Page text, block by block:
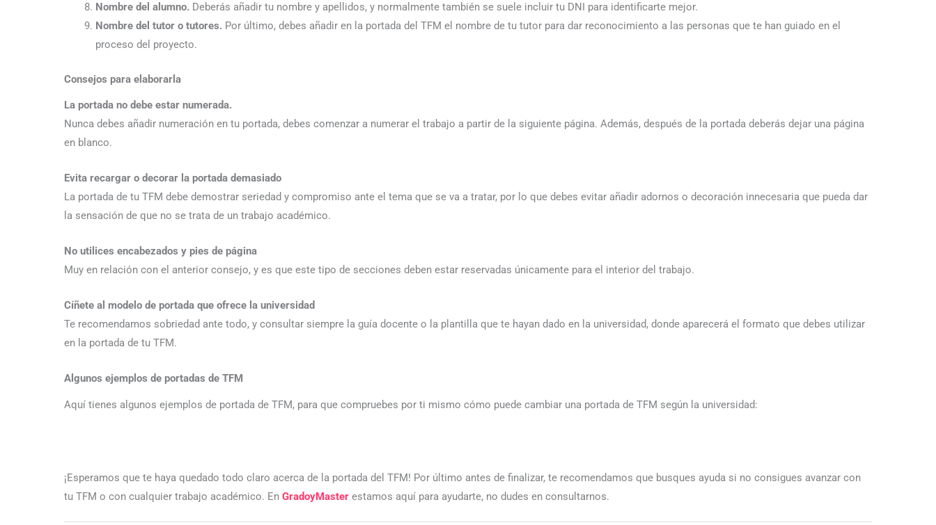
Nombre del alumno. Deberás añadir tu nombre y apellidos, y normalmente también se suele incluir tu DNI para identificarte mejor.
Nombre del tutor o tutores. Por último, debes añadir en la portada del TFM el nombre de tu tutor para dar reconocimiento a las personas que te han guiado en el
proceso del proyecto.
Consejos para elaborarla
La portada no debe estar numerada.
Nunca debes añadir numeración en tu portada, debes comenzar a numerar el trabajo a partir de la siguiente página. Además, después de la portada deberás dejar una página
en blanco.
Evita recargar o decorar la portada demasiado
La portada de tu TFM debe demostrar seriedad y compromiso ante el tema que se va a tratar, por lo que debes evitar añadir adornos o decoración innecesaria que pueda dar
la sensación de que no se trata de un trabajo académico.
No utilices encabezados y pies de página
Muy en relación con el anterior consejo, y es que este tipo de secciones deben estar reservadas únicamente para el interior del trabajo.
Cíñete al modelo de portada que ofrece la universidad
Te recomendamos sobriedad ante todo, y consultar siempre la guía docente o la plantilla que te hayan dado en la universidad, donde aparecerá el formato que debes utilizar
en la portada de tu TFM.
Algunos ejemplos de portadas de TFM
Aquí tienes algunos ejemplos de portada de TFM, para que compruebes por ti mismo cómo puede cambiar una portada de TFM según la universidad:
¡Esperamos que te haya quedado todo claro acerca de la portada del TFM! Por último antes de finalizar, te recomendamos que busques ayuda si no consigues avanzar con
tu TFM o con cualquier trabajo académico. En GradoyMaster estamos aquí para ayudarte, no dudes en consultarnos.